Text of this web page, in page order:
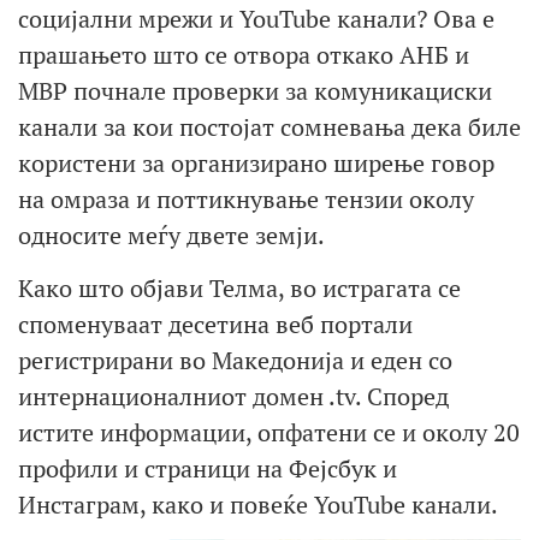
социјални мрежи и YouTube канали? Ова е
прашањето што се отвора откако АНБ и
МВР почнале проверки за комуникациски
канали за кои постојат сомневања дека биле
користени за организирано ширење говор
на омраза и поттикнување тензии околу
односите меѓу двете земји.
Како што објави Телма, во истрагата се
споменуваат десетина веб портали
регистрирани во Македонија и еден со
интернационалниот домен .tv. Според
истите информации, опфатени се и околу 20
профили и страници на Фејсбук и
Инстаграм, како и повеќе YouTube канали.